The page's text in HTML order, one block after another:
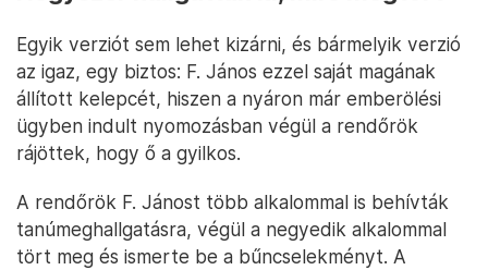
Egyik verziót sem lehet kizárni, és bármelyik verzió
az igaz, egy biztos: F. János ezzel saját magának
állított kelepcét, hiszen a nyáron már emberölési
ügyben indult nyomozásban végül a rendőrök
rájöttek, hogy ő a gyilkos.
A rendőrök F. Jánost több alkalommal is behívták
tanúmeghallgatásra, végül a negyedik alkalommal
tört meg és ismerte be a bűncselekményt. A